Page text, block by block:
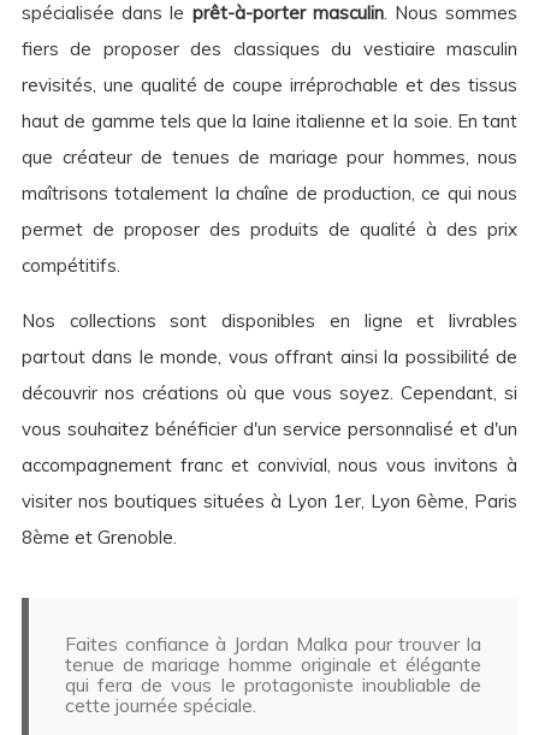
spécialisée dans le prêt-à-porter masculin. Nous sommes
fiers de proposer des classiques du vestiaire masculin
revisités, une qualité de coupe irréprochable et des tissus
haut de gamme tels que la laine italienne et la soie. En tant
que créateur de tenues de mariage pour hommes, nous
maîtrisons totalement la chaîne de production, ce qui nous
permet de proposer des produits de qualité à des prix
compétitifs.
Nos collections sont disponibles en ligne et livrables
partout dans le monde, vous offrant ainsi la possibilité de
découvrir nos créations où que vous soyez. Cependant, si
vous souhaitez bénéficier d'un service personnalisé et d'un
accompagnement franc et convivial, nous vous invitons à
visiter nos boutiques situées à Lyon 1er, Lyon 6ème, Paris
8ème et Grenoble.
Faites confiance à Jordan Malka pour trouver la
tenue de mariage homme originale et élégante
qui fera de vous le protagoniste inoubliable de
cette journée spéciale.